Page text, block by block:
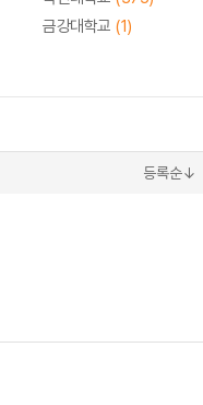
금강대학교 (1)
등록순↓